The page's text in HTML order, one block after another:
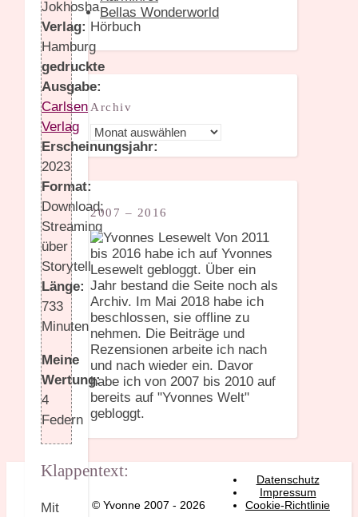
Jokhosha
Verlag: Hörbuch
Hamburg
gedruckte
Ausgabe:
Carlsen
Verlag
Erscheinungsjahr:
2023
Format:
Download;
Streaming
über
Storytell
Länge:
733
Minuten
Meine
Wertung:
4
Federn
Klappentext:
Mit
Bellas Wonderworld
Archiv
Archiv
2007 – 2016
Von 2011
bis 2016 habe ich auf Yvonnes
Lesewelt gebloggt. Über ein
Jahr bestand die Seite noch als
Archiv. Im Mai 2018 habe ich
beschlossen, sie offline zu
nehmen. Die Beiträge und
Rezensionen arbeite ich nach
und nach wieder ein. Davor
habe ich von 2007 bis 2010 auf
bereits auf "Yvonnes Welt"
gebloggt.
© Yvonne 2007 - 2026
Datenschutz
Impressum
Cookie-Richtlinie